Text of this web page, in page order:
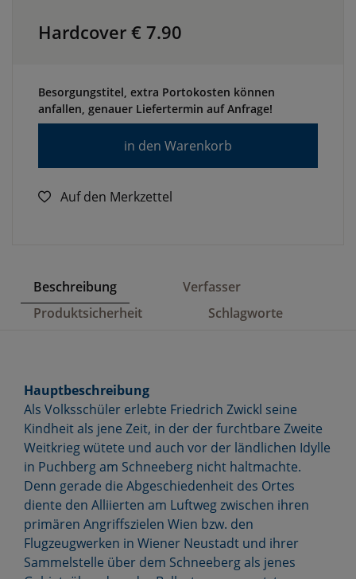
Hardcover € 7.90
Besorgungstitel, extra Portokosten können
anfallen, genauer Liefertermin auf Anfrage!
in den Warenkorb
Auf den Merkzettel
Beschreibung
Verfasser
Produktsicherheit
Schlagworte
Hauptbeschreibung
Als Volksschüler erlebte Friedrich Zwickl seine
Kindheit als jene Zeit, in der der furchtbare Zweite
Weitkrieg wütete und auch vor der ländlichen Idylle
in Puchberg am Schneeberg nicht haltmachte.
Denn gerade die Abgeschiedenheit des Ortes
diente den Alliierten am Luftweg zwischen ihren
primären Angriffszielen Wien bzw. den
Flugzeugwerken in Wiener Neustadt und ihrer
Sammelstelle über dem Schneeberg als jenes